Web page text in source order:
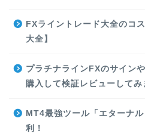
FXライントレード大全のコ
大全】
プラチナラインFXのサイン
購入して検証レビューしてみ
MT4最強ツール「エターナ
利！